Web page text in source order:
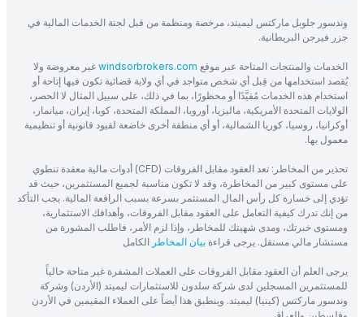
وندسور جلوبل ماركتس ليميتد، مرخصة ومنظمة من قبل لجنة الخدمات المالية في
جزر فيرجن البريطانية.
الخدمات والمنتجات المتاحة عبر موقع windsorbrokers.com غير معروضة ولا
يُقصد استخدامها من قِبل أي شخص متواجد في أي ولاية قضائية تكون فيها إتاحة أو
استخدام هذه الخدمات مُقيَّدًا أو محظورًا، بما في ذلك، على سبيل المثال لا الحصر،
الولايات المتحدة الأمريكية، ماليزيا، أوروبا، المملكة المتحدة، كوبا، إيران، ميانمار،
أوكرانيا، روسيا، كوريا الشمالية، أو أي منطقة أخرى خاضعة لقيود قانونية أو تنظيمية
معمول بها.
تحذير من المخاطر: تعد العقود مقابل الفروقات (CFD) أدوات مالية معقدة تنطوي
على مستوى كبير من المخاطرة، وقد لا تكون مناسبة لجميع المستثمرين، حيث قد
تؤدي إلى خسارة كل رأس المال المستثمر بسرعة بسبب الرافعة المالية. يجب التأكد
من إنك تدرك كيفية التعامل على العقود مقابل الفروقات، وأهدافك الاستثمارية،
ومستوى خبرتك، ومدى شهيتك للمخاطر، وإذا لزم الأمر، فاطلب المشورة من
مستشار مالي مستقل. يرجى قراءة بيان المخاطر الكامل
يرجى العلم أن العقود مقابل الفروقات على العملات المشفرة غير متاحة حالياً
للمستثمرين المسجلين لدى شركة سلدون للاستثمارات ليميتد (الأردن) وشركة
وندسور ماركتس (كينيا) ليميتد. وينطبق هذا أيضاً على العملاء المقيمين في الأردن